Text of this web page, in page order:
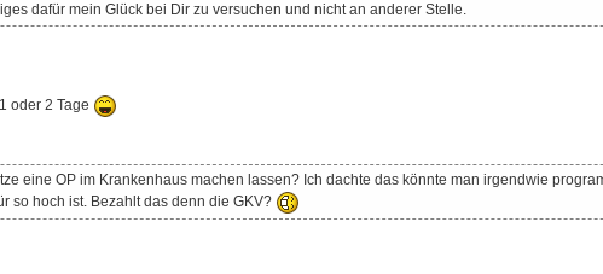
dafür mein Glück bei Dir zu versuchen und nicht an anderer Stelle.
oder 2 Tage
eine OP im Krankenhaus machen lassen? Ich dachte das könnte man irgendwie
so hoch ist. Bezahlt das denn die GKV?